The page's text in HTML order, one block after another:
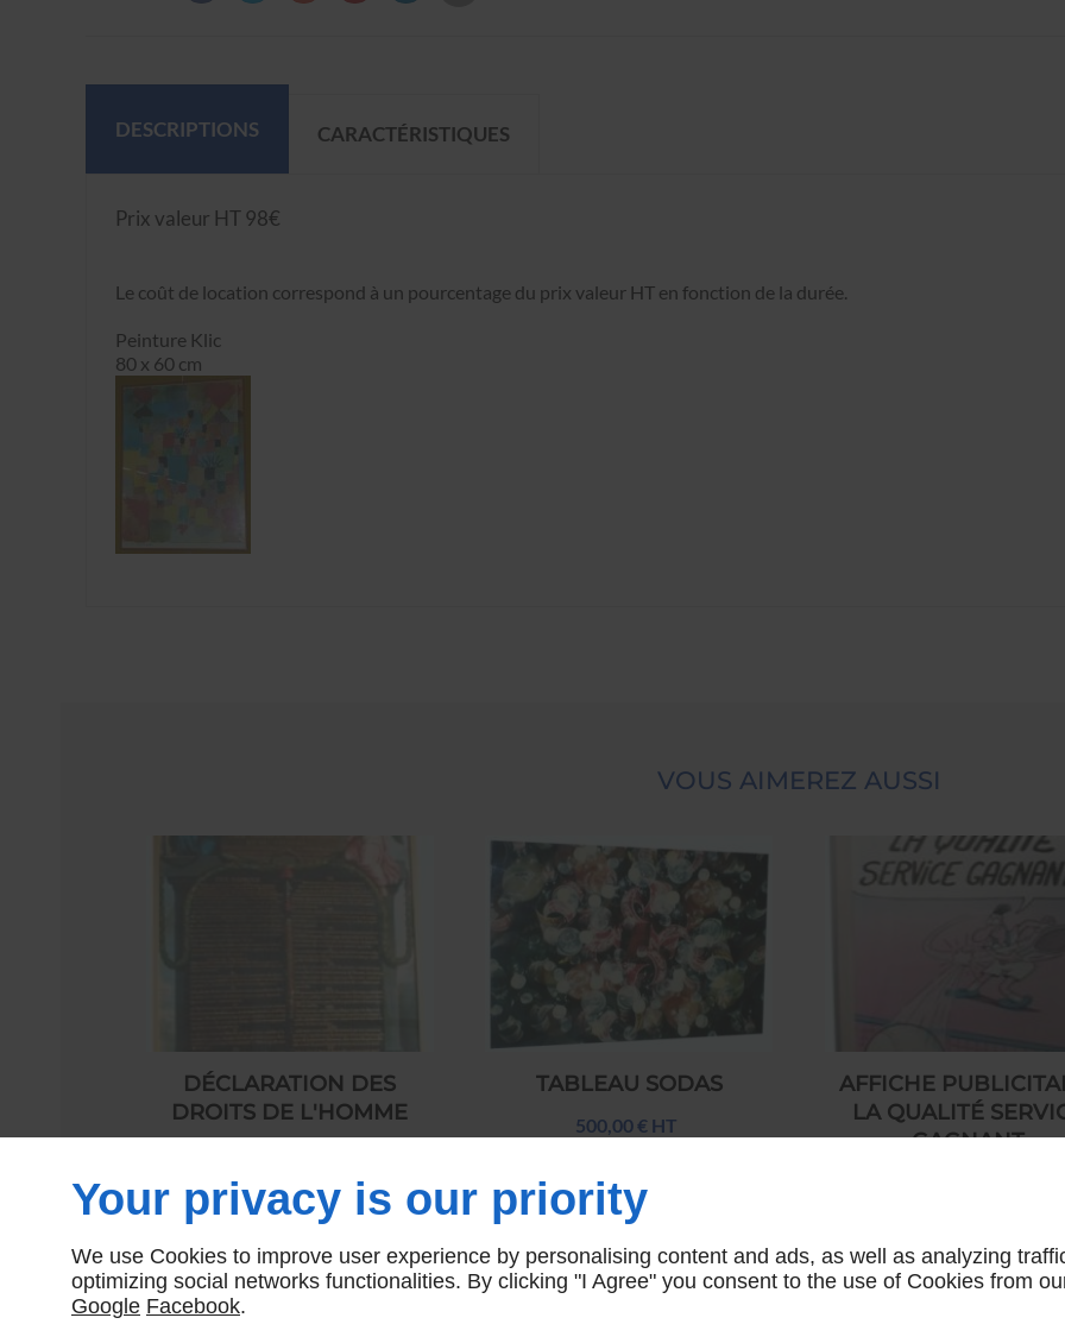
DESCRIPTIONS CARACTÉRISTIQUES
Prix valeur HT 98€
Le coût de location correspond à un pourcentage du prix valeur HT en fonction de la durée.
Peinture Klic
80 x 60 cm
VOUS AIMEREZ AUSSI
DÉCLARATION DES
DROITS DE L'HOMME
TABLEAU SODAS
500,00 € HT
AFFICHE
LA QUALITÉ
GAGNANT
Your privacy is our priority
We use Cookies to improve user experience by personalising content and ads, as well as analyzing
optimizing social networks functionalities. By clicking "I Agree" you consent to the use of Cookies from
Google Facebook.